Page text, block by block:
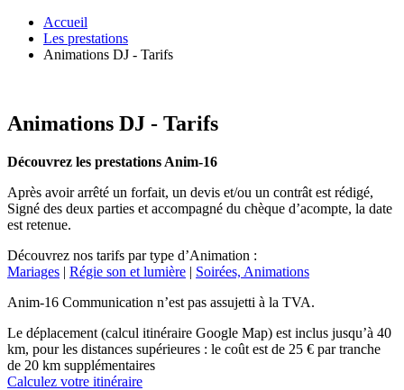
Accueil
Les prestations
Animations DJ - Tarifs
Animations DJ - Tarifs
Découvrez les prestations Anim-16
Après avoir arrêté un forfait, un devis et/ou un contrât est rédigé,
Signé des deux parties et accompagné du chèque d’acompte, la date
est retenue.
Découvrez nos tarifs par type d’Animation :
Mariages | Régie son et lumière | Soirées, Animations
Anim-16 Communication n’est pas assujetti à la TVA.
Le déplacement (calcul itinéraire Google Map) est inclus jusqu’à 40
km, pour les distances supérieures : le coût est de 25 € par tranche
de 20 km supplémentaires
Calculez votre itinéraire